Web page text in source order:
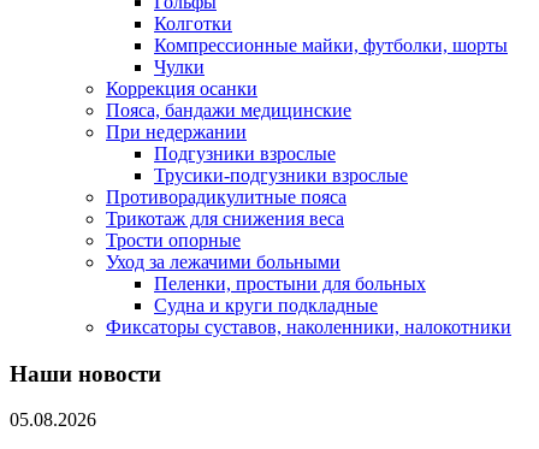
Колготки
Компрессионные майки, футболки, шорты
Чулки
Коррекция осанки
Пояса, бандажи медицинские
При недержании
Подгузники взрослые
Трусики-подгузники взрослые
Противорадикулитные пояса
Трикотаж для снижения веса
Трости опорные
Уход за лежачими больными
Пеленки, простыни для больных
Судна и круги подкладные
Фиксаторы суставов, наколенники, налокотники
Наши новости
05.08.2026